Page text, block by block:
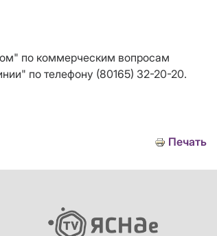
по коммерческим вопросам
по телефону (80165) 32-20-20.
Печать